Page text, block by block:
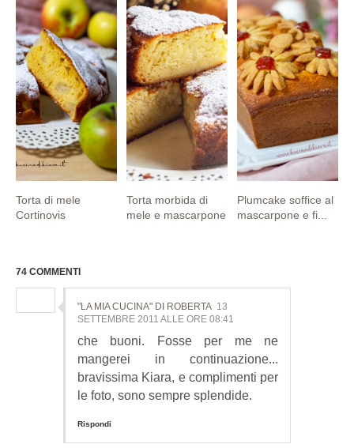
Torta di mele
Cortinovis
Torta morbida di
mele e mascarpone
Plumcake soffice al
mascarpone e fi...
74 COMMENTI
"LA MIA CUCINA" DI ROBERTA 13
SETTEMBRE 2011 ALLE ORE 08:41
che buoni. Fosse per me ne
mangerei in continuazione...
bravissima Kiara, e complimenti per
le foto, sono sempre splendide.
Rispondi